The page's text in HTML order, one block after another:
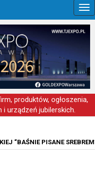
produktów, ogłoszenia,
urządzeń jubilerskich.
“BAŚNIE PISANE